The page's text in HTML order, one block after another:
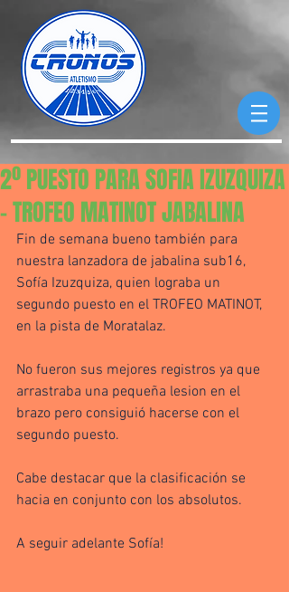
2º PUESTO PARA SOFIA IZUZQUIZA
- TROFEO MATINOT JABALINA
Fin de semana bueno también para
nuestra lanzadora de jabalina sub16,
Sofía Izuzquiza, quien lograba un
segundo puesto en el TROFEO MATINOT,
en la pista de Moratalaz.
No fueron sus mejores registros ya que
arrastraba una pequeña lesion en el
brazo pero consiguió hacerse con el
segundo puesto.
Cabe destacar que la clasificación se
hacia en conjunto con los absolutos.
A seguir adelante Sofía!